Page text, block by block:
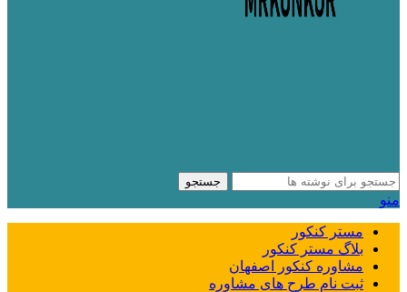
جستجو
منو
مستر کنکور
بلاگ مستر کنکور
مشاوره کنکور اصفهان
ثبت نام طرح های مشاوره